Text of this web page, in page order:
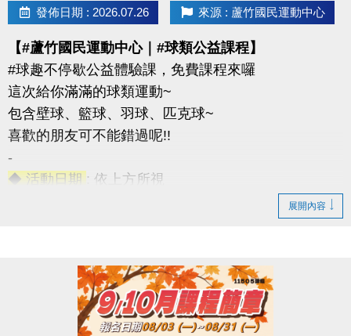
發佈日期 : 2026.07.26 來源 : 蘆竹國民運動中心
【#蘆竹國民運動中心｜#球類公益課程】
#球趣不停歇公益體驗課，免費課程來囉
這次給你滿滿的球類運動~
包含壁球、籃球、羽球、匹克球~
喜歡的朋友可不能錯過呢!!
-
◆ 活動日期: 依上方所視
◆ 優惠2重奏
1. 參與任一課程即贈黑松FIN運動飲料一瓶(上課當天
2. 報名此次公益課程且開班成功學員，報名9-10月期
展開內容